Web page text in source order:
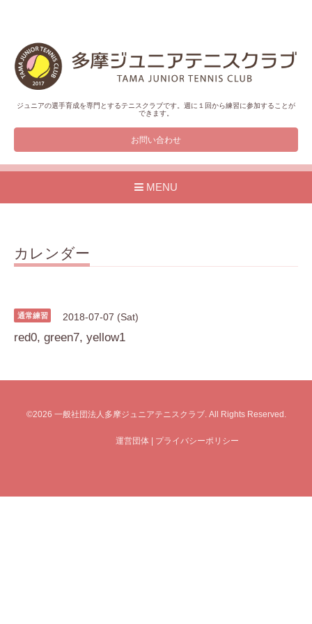
ジュニアの選手育成を専門とするテニスクラブです。週に１回から練習に参加することが
できます。
お問い合わせ
MENU
カレンダー
通常練習 2018-07-07 (Sat)
red0, green7, yellow1
©2026 一般社団法人多摩ジュニアテニスクラブ. All Rights Reserved.
運営団体 | プライバシーポリシー